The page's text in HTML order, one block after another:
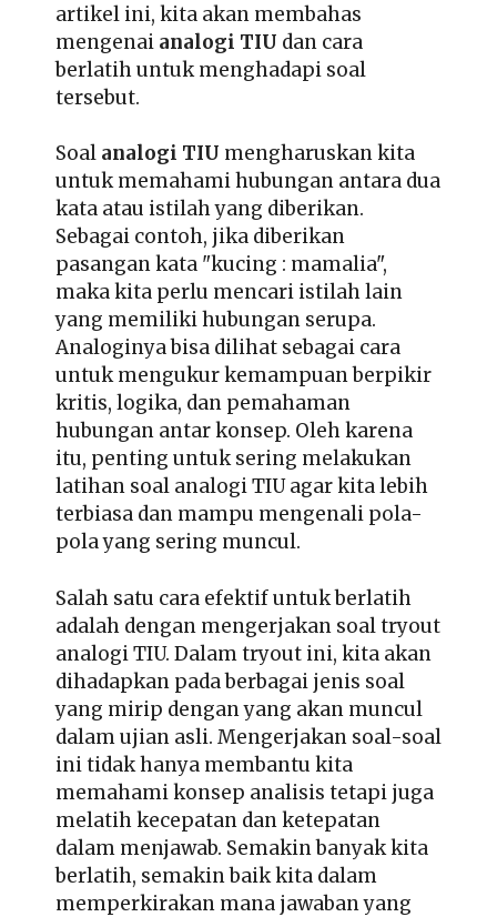
artikel ini, kita akan membahas
mengenai analogi TIU dan cara
berlatih untuk menghadapi soal
tersebut.
Soal analogi TIU mengharuskan kita
untuk memahami hubungan antara dua
kata atau istilah yang diberikan.
Sebagai contoh, jika diberikan
pasangan kata "kucing : mamalia",
maka kita perlu mencari istilah lain
yang memiliki hubungan serupa.
Analoginya bisa dilihat sebagai cara
untuk mengukur kemampuan berpikir
kritis, logika, dan pemahaman
hubungan antar konsep. Oleh karena
itu, penting untuk sering melakukan
latihan soal analogi TIU agar kita lebih
terbiasa dan mampu mengenali pola-
pola yang sering muncul.
Salah satu cara efektif untuk berlatih
adalah dengan mengerjakan soal tryout
analogi TIU. Dalam tryout ini, kita akan
dihadapkan pada berbagai jenis soal
yang mirip dengan yang akan muncul
dalam ujian asli. Mengerjakan soal-soal
ini tidak hanya membantu kita
memahami konsep analisis tetapi juga
melatih kecepatan dan ketepatan
dalam menjawab. Semakin banyak kita
berlatih, semakin baik kita dalam
memperkirakan mana jawaban yang